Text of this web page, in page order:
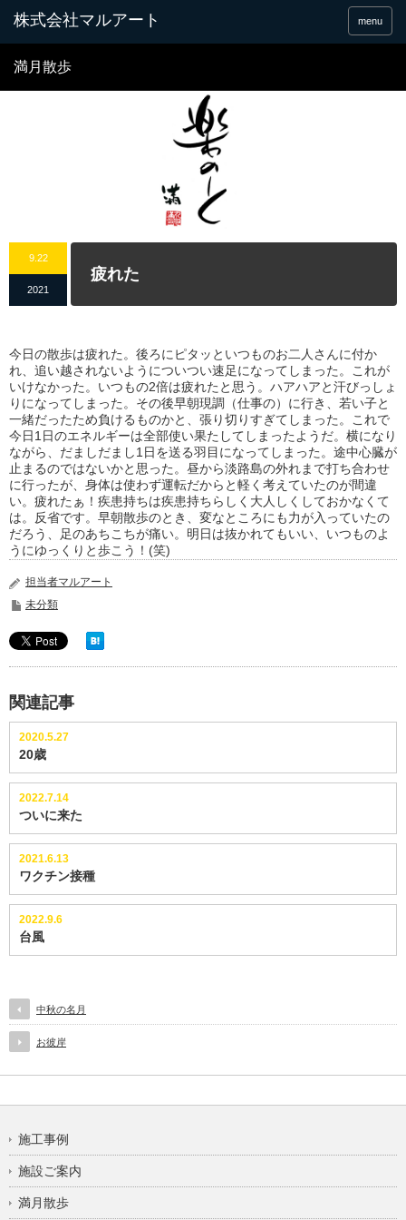
menu
満月散歩
9.22
2021
疲れた
今日の散歩は疲れた。後ろにピタッといつものお二人さんに付か
れ、追い越されないようについつい速足になってしまった。これが
いけなかった。いつもの2倍は疲れたと思う。ハアハアと汗びっしょ
りになってしまった。その後早朝現調（仕事の）に行き、若い子と
一緒だったため負けるものかと、張り切りすぎてしまった。これで
今日1日のエネルギーは全部使い果たしてしまったようだ。横になり
ながら、だましだまし1日を送る羽目になってしまった。途中心臓が
止まるのではないかと思った。昼から淡路島の外れまで打ち合わせ
に行ったが、身体は使わず運転だからと軽く考えていたのが間違
い。疲れたぁ！疾患持ちは疾患持ちらしく大人しくしておかなくて
は。反省です。早朝散歩のとき、変なところにも力が入っていたの
だろう、足のあちこちが痛い。明日は抜かれてもいい、いつものよ
うにゆっくりと歩こう！(笑)
担当者マルアート
未分類
関連記事
2020.5.27
20歳
2022.7.14
ついに来た
2021.6.13
ワクチン接種
2022.9.6
台風
中秋の名月
お彼岸
施工事例
施設ご案内
満月散歩